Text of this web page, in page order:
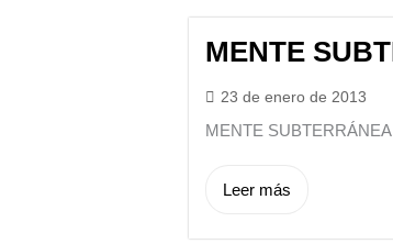
MENTE
23 de enero de 2013
MENTE
Leer más